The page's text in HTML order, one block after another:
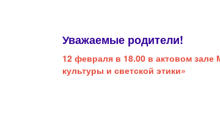
Уважаемые родители!
12 февраля в 18.00 в актовом
культуры и светской этики»